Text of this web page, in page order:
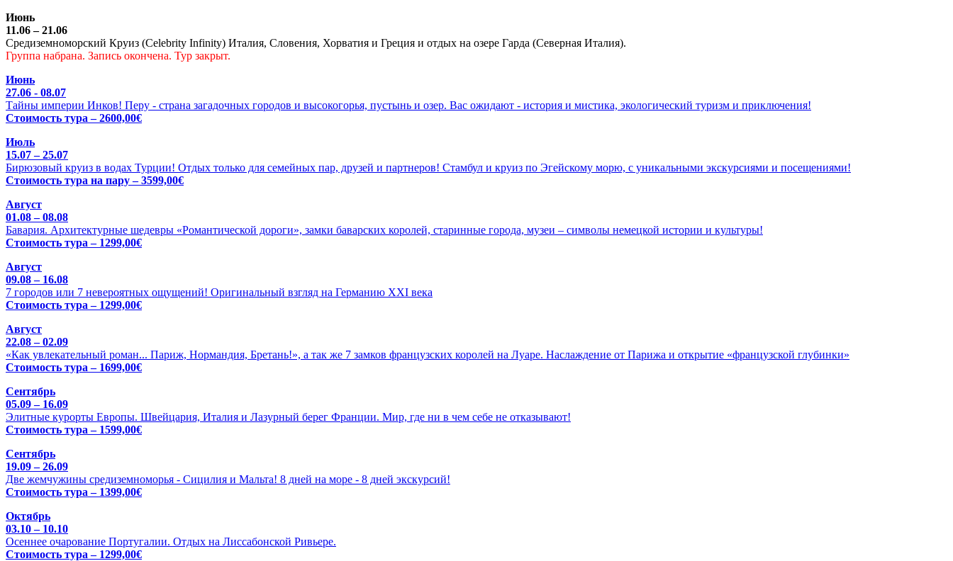
Июнь
11.06 – 21.06
Средиземноморский Круиз (Celebrity Infinity) Италия, Словения, Хорватия и Греция и отдых на озере Гарда (Северная Италия).
Группа набрана. Запись окончена. Тур закрыт.
Июнь
27.06 - 08.07
Тайны империи Инков! Перу - страна загадочных городов и высокогорья, пустынь и озер. Вас ожидают - история и мистика, экологический туризм и приключения!
Стоимость тура – 2600,00€
Июль
15.07 – 25.07
Бирюзовый круиз в водах Турции! Отдых только для семейных пар, друзей и партнеров! Стамбул и круиз по Эгейскому морю, с уникальными экскурсиями и посещениями!
Стоимость тура на пару – 3599,00€
Август
01.08 – 08.08
Бавария. Архитектурные шедевры «Романтической дороги», замки баварских королей, старинные города, музеи – символы немецкой истории и культуры!
Стоимость тура – 1299,00€
Август
09.08 – 16.08
7 городов или 7 невероятных ощущений! Оригинальный взгляд на Германию XXI века
Стоимость тура – 1299,00€
Август
22.08 – 02.09
«Как увлекательный роман... Париж, Нормандия, Бретань!», а так же 7 замков французских королей на Луаре. Наслаждение от Парижа и открытие «французской глубинки»
Стоимость тура – 1699,00€
Сентябрь
05.09 – 16.09
Элитные курорты Европы. Швейцария, Италия и Лазурный берег Франции. Мир, где ни в чем себе не отказывают!
Стоимость тура – 1599,00€
Сентябрь
19.09 – 26.09
Две жемчужины средиземноморья - Сицилия и Мальта! 8 дней на море - 8 дней экскурсий!
Стоимость тура – 1399,00€
Октябрь
03.10 – 10.10
Осеннее очарование Португалии. Отдых на Лиссабонской Ривьере.
Стоимость тура – 1299,00€